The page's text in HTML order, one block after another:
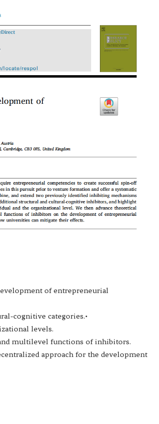
of entrepreneurial
cognitive categories.•
levels.
multilevel functions of inhibitors.
approach for the development